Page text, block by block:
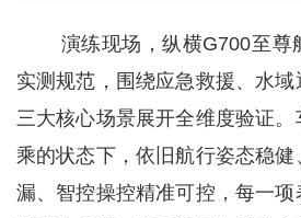
演练现场，纵横G700至尊
实测规范，围绕应急救援、水
三大核心场景展开全维度验证
乘的状态下，依旧航行姿态稳
漏、智控操控精准可控，每一